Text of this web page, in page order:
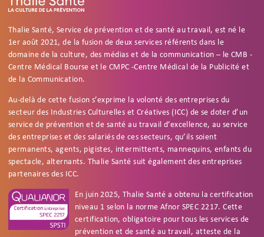
Thalie Santé, Service de prévention et de santé au travail, est né le
1er août 2021, de la fusion de deux services référents dans le
domaine de la culture, des médias et de la communication – le CMB -
Centre Médical Bourse et le CMPC -Centre Médical de la Publicité et
de la Communication.
Au-delà de cette fusion s’exprime la volonté des entreprises du
secteur des Industries Culturelles et Créatives (ICC) de se doter d’un
service de prévention et de santé au travail d’excellence, au service
des entreprises et des salariés de ces secteurs, qu’ils soient
permanents, agents, pigistes, intermittents, mannequins, enfants du
spectacle, alternants. Thalie Santé suit également des entreprises
partenaires des ICC.
En juin 2025, Thalie Santé a obtenu la certification
niveau 1 selon la norme Afnor SPEC 2217. Cette
certification, obligatoire pour tous les services de
prévention et de santé au travail, atteste de la